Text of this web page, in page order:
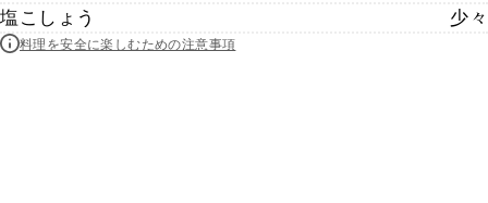
塩こしょう
少々
料理を安全に楽しむための注意事項